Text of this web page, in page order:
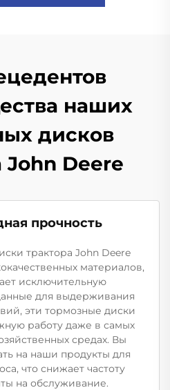
наших
дисков
John Deere
прочность
трактора John Deere
материалов,
исключительную
для выдерживания
эти тормозные диски
работу даже в самых
средах. Вы
на наши продукты для
что снижает частоту
на обслуживание.